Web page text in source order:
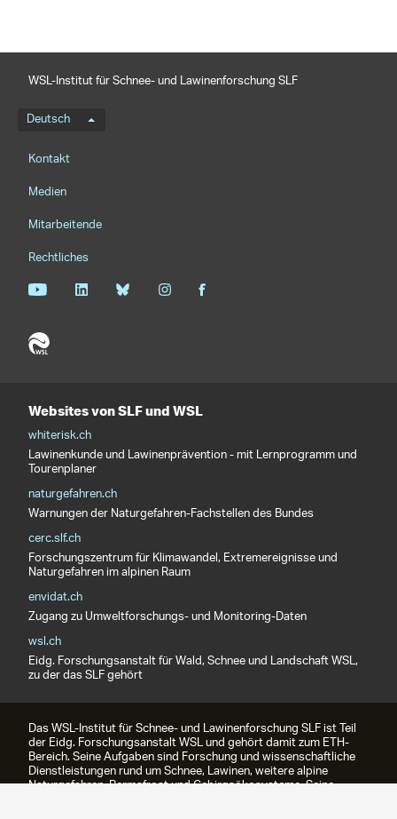
WSL-Institut für Schnee- und Lawinenforschung SLF
Sprachmenü
Deutsch
Footernavigation
Kontakt
Medien
Mitarbeitende
Rechtliches
Websites von SLF und WSL
whiterisk.ch
Lawinenkunde und Lawinenprävention - mit Lernprogramm und
Tourenplaner
naturgefahren.ch
Warnungen der Naturgefahren-Fachstellen des Bundes
cerc.slf.ch
Forschungszentrum für Klimawandel, Extremereignisse und
Naturgefahren im alpinen Raum
envidat.ch
Zugang zu Umweltforschungs- und Monitoring-Daten
wsl.ch
Eidg. Forschungsanstalt für Wald, Schnee und Landschaft WSL,
zu der das SLF gehört
Das WSL-Institut für Schnee- und Lawinenforschung SLF ist Teil
der Eidg. Forschungsanstalt WSL und gehört damit zum ETH-
Bereich. Seine Aufgaben sind Forschung und wissenschaftliche
Dienstleistungen rund um Schnee, Lawinen, weitere alpine
Naturgefahren, Permafrost und Gebirgsökosysteme. Seine